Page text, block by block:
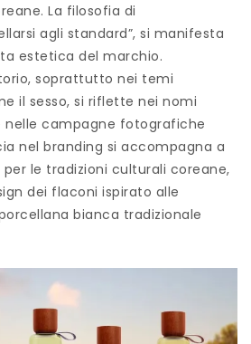
La filosofia di
agli standard”, si manifesta
estetica del marchio.
soprattutto nei temi
il sesso, si riflette nei nomi
campagne fotografiche
nel branding si accompagna a
le tradizioni culturali coreane,
dei flaconi ispirato alle
bianca tradizionale